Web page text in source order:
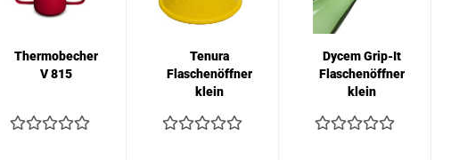
Thermobecher
V 815
Tenura
Flaschenöffner
klein
Dycem Grip-It
Flaschenöffner
klein